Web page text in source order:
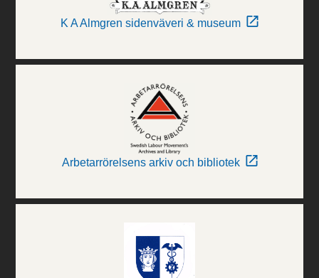
K A Almgren sidenväveri & museum
Arbetarrörelsens arkiv och bibliotek